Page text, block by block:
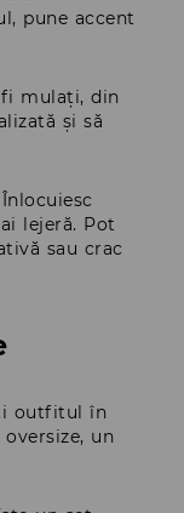
pune accent
fi mulați, din
și să
lejeră. Pot
sau crac
outfitul în
un